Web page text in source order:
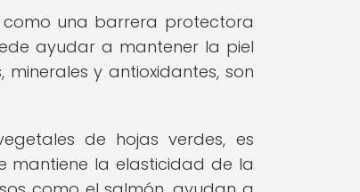
una barrera protectora
ayudar a mantener la piel
y antioxidantes, son
de hojas verdes, es
mantiene la elasticidad de la